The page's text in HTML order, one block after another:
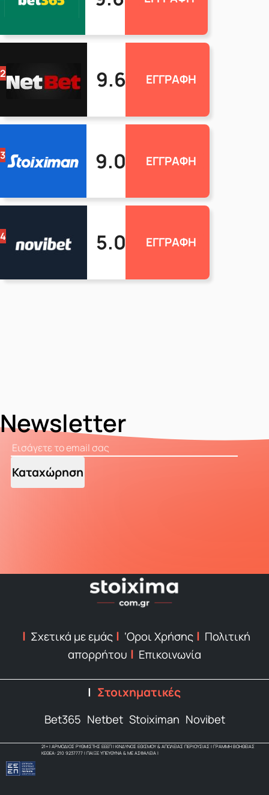
2 9.6 ΕΓΓΡΑΦΗ
3 9.0 ΕΓΓΡΑΦΗ
4 5.0 ΕΓΓΡΑΦΗ
Newsletter
Καταχώρηση
Σχετικά με εμάς ‘Οροι Χρήσης
Πολιτική
απορρήτου
Επικοινωνία
Στοιχηματικές
Bet365 Netbet Stoiximan Novibet
21+ | ΑΡΜΟΔΙΟΣ ΡΥΘΜΙΣΤΗΣ ΕΕΕΠ | ΚΙΝΔΥΝΟΣ ΕΘΙΣΜΟΥ & ΑΠΩΛΕΙΑΣ ΠΕΡΙΟΥΣΙΑΣ | ΓΡΑΜΜΗ ΒΟΗΘΕΙΑΣ
ΚΕΘΕΑ: 210 9237777 | ΠΑΙΞΕ ΥΠΕΥΘΥΝΑ & ΜΕ ΑΣΦΑΛΕΙΑ |